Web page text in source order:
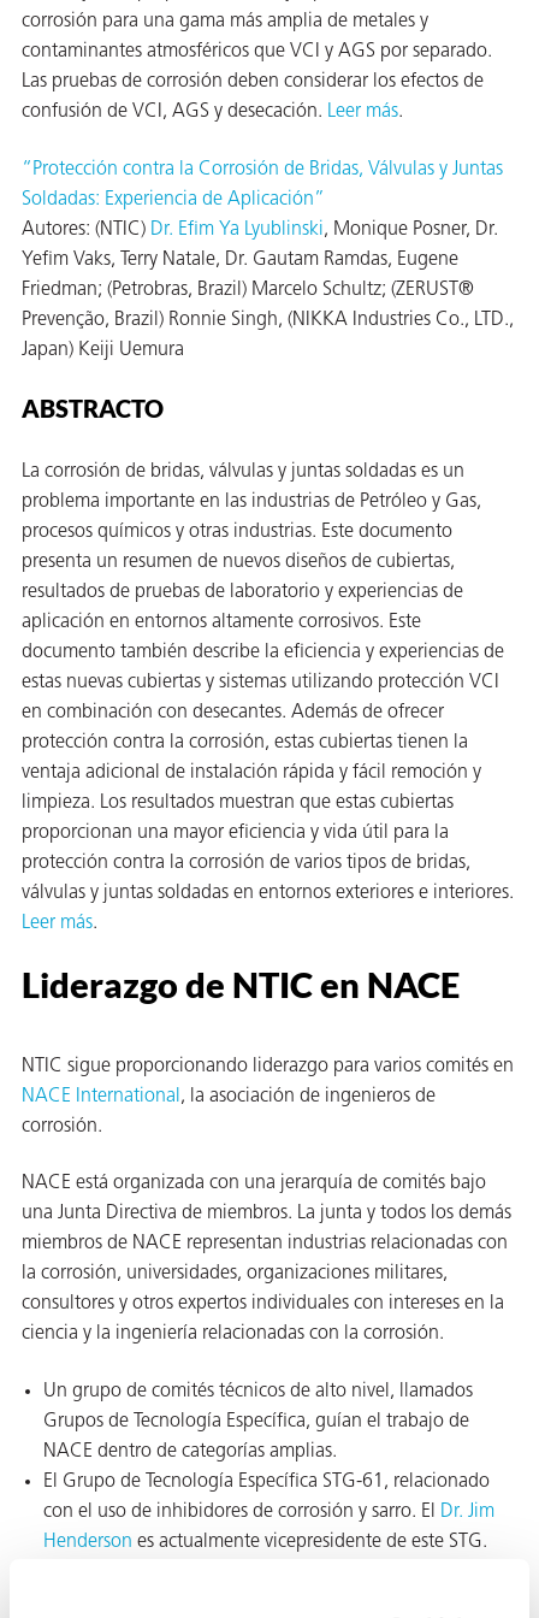
corrosión para una gama más amplia de metales y
contaminantes atmosféricos que VCI y AGS por separado.
Las pruebas de corrosión deben considerar los efectos de
confusión de VCI, AGS y desecación. Leer más.
“Protección contra la Corrosión de Bridas, Válvulas y Juntas
Soldadas: Experiencia de Aplicación”
Autores: (NTIC) Dr. Efim Ya Lyublinski, Monique Posner, Dr.
Yefim Vaks, Terry Natale, Dr. Gautam Ramdas, Eugene
Friedman; (Petrobras, Brazil) Marcelo Schultz; (ZERUST®
Prevenção, Brazil) Ronnie Singh, (NIKKA Industries Co., LTD.,
Japan) Keiji Uemura
ABSTRACTO
La corrosión de bridas, válvulas y juntas soldadas es un
problema importante en las industrias de Petróleo y Gas,
procesos químicos y otras industrias. Este documento
presenta un resumen de nuevos diseños de cubiertas,
resultados de pruebas de laboratorio y experiencias de
aplicación en entornos altamente corrosivos. Este
documento también describe la eficiencia y experiencias de
estas nuevas cubiertas y sistemas utilizando protección VCI
en combinación con desecantes. Además de ofrecer
protección contra la corrosión, estas cubiertas tienen la
ventaja adicional de instalación rápida y fácil remoción y
limpieza. Los resultados muestran que estas cubiertas
proporcionan una mayor eficiencia y vida útil para la
protección contra la corrosión de varios tipos de bridas,
válvulas y juntas soldadas en entornos exteriores e interiores.
Leer más.
Liderazgo de NTIC en NACE
NTIC sigue proporcionando liderazgo para varios comités en
NACE International , la asociación de ingenieros de
corrosión.
NACE está organizada con una jerarquía de comités bajo
una Junta Directiva de miembros. La junta y todos los demás
miembros de NACE representan industrias relacionadas con
la corrosión, universidades, organizaciones militares,
consultores y otros expertos individuales con intereses en la
ciencia y la ingeniería relacionadas con la corrosión.
Un grupo de comités técnicos de alto nivel, llamados
Grupos de Tecnología Específica, guían el trabajo de
NACE dentro de categorías amplias.
El Grupo de Tecnología Específica STG-61, relacionado
con el uso de inhibidores de corrosión y sarro. El
Dr. Jim
Henderson es actualmente vicepresidente de este STG.